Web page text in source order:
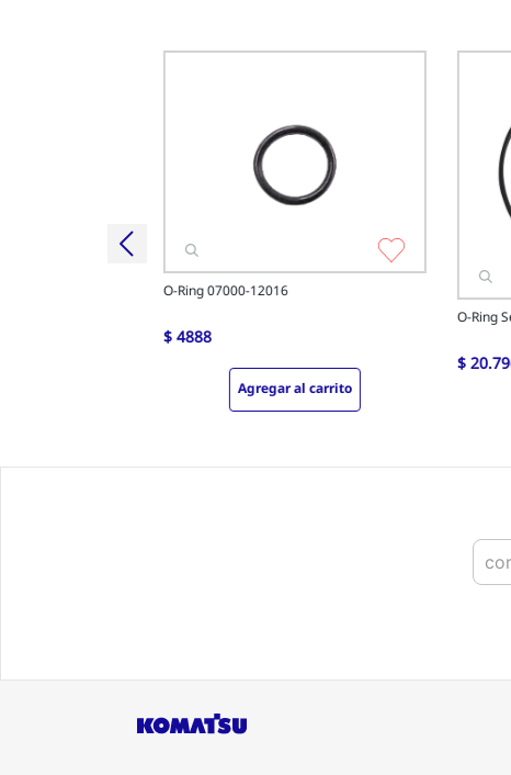
O-Ring 07000-12016
$ 4888
Agregar al carrito
O-Ring
$ 20.